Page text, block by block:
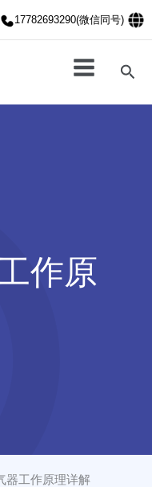
17782693290(微信同号)
搜
索
作原
器工作原理详解